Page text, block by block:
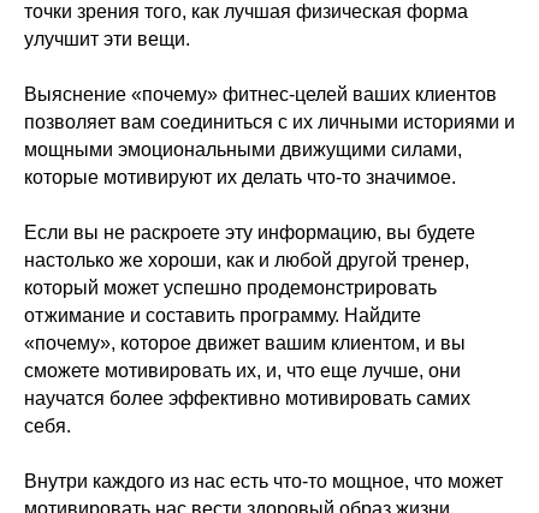
точки зрения того, как лучшая физическая форма
улучшит эти вещи.
Выяснение «почему» фитнес-целей ваших клиентов
позволяет вам соединиться с их личными историями и
мощными эмоциональными движущими силами,
которые мотивируют их делать что-то значимое.
Если вы не раскроете эту информацию, вы будете
настолько же хороши, как и любой другой тренер,
который может успешно продемонстрировать
отжимание и составить программу. Найдите
«почему», которое движет вашим клиентом, и вы
сможете мотивировать их, и, что еще лучше, они
научатся более эффективно мотивировать самих
себя.
Внутри каждого из нас есть что-то мощное, что может
мотивировать нас вести здоровый образ жизни.